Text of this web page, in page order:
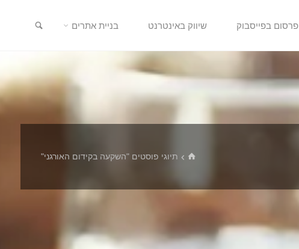
פרסום בפייסבוק שיווק באינטרנט בניית אתרים
ביתתיוגי פוסטים "השקעה בקידום האורגני"